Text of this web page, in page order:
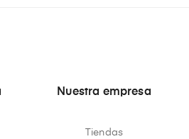
Nuestra empresa
Tiendas